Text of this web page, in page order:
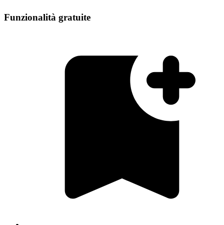
Funzionalità gratuite